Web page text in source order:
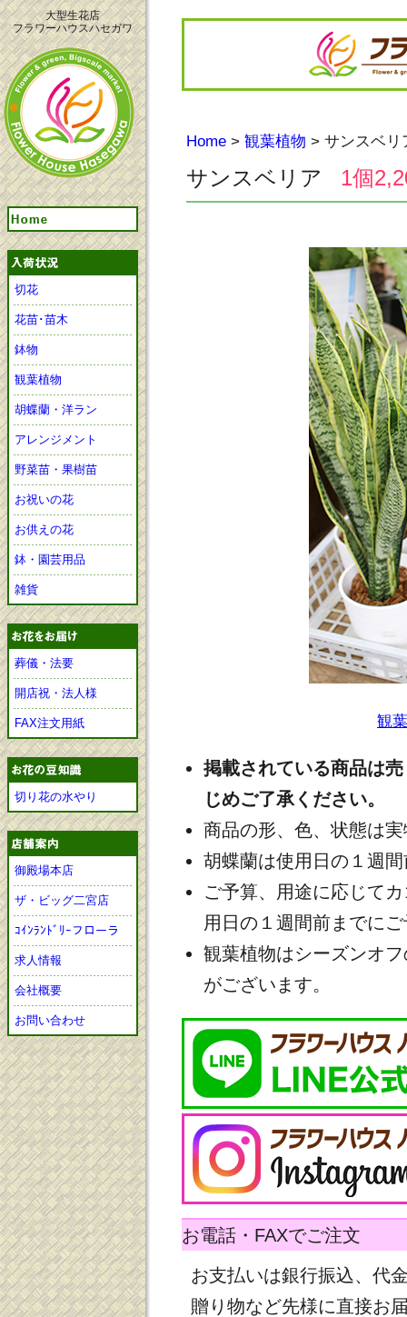
大型生花店
フラワーハウスハセガワ
切花
花苗･苗木
鉢物
観葉植物
胡蝶蘭・洋ラン
アレンジメント
野菜苗・果樹苗
お祝いの花
お供えの花
鉢・園芸用品
雑貨
葬儀・法要
開店祝・法人様
FAX注文用紙
切り花の水やり
御殿場本店
ザ・ビッグ二宮店
ｺｲﾝﾗﾝﾄﾞﾘｰフローラ
求人情報
会社概要
お問い合わせ
Home > 観葉植物 > サンスベリ
サンスベリア 1個
観
掲載されている商品は
じめご了承ください。
商品の形、色、状態は
胡蝶蘭は使用日の１週
ご予算、用途に応じて
用日の１週間前までに
観葉植物はシーズンオ
がございます。
お電話・FAXでご注文
お支払いは銀行振込、代
贈り物など先様に直接お